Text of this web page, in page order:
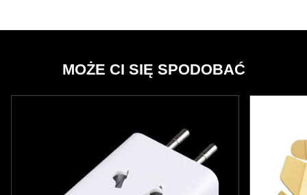
MOŻE CI SIĘ SPODOBAĆ